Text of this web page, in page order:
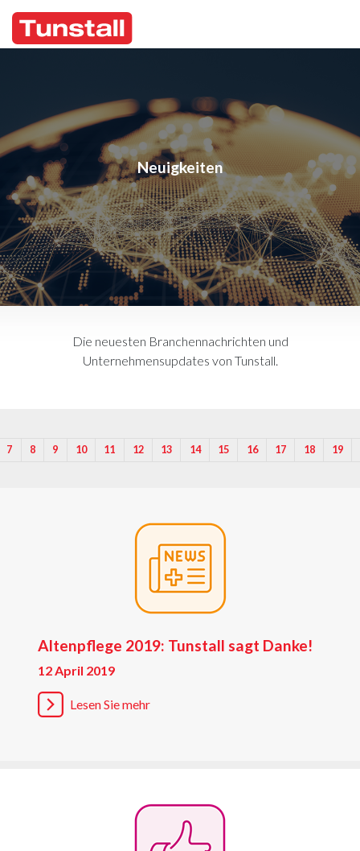
Neuigkeiten
Die neuesten Branchennachrichten und
Unternehmensupdates von Tunstall.
7 8 9 10 11 12 13 14 15 16 17 18 19
Altenpflege 2019: Tunstall sagt Danke!
12 April 2019
Lesen Sie mehr